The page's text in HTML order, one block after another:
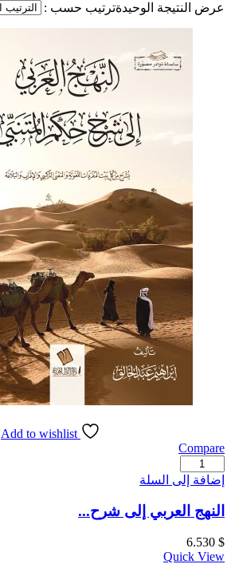
عرض النتيجة الوحيدةترتيب حسب :
Add to wishlist
Compare
كمية
النهج
إلى
شرح
حكم
المتنبي
إضافة إلى السلة
النهج العربي إلى شرح...
6.530 $
Quick View